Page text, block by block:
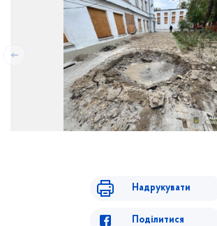
Надрукувати
Поділитися